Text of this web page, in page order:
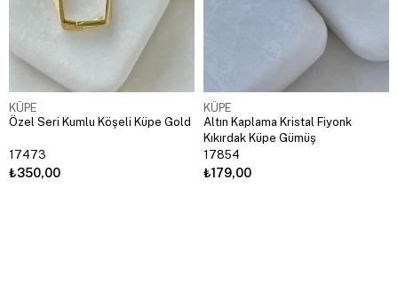
KÜPE
Özel Seri Kumlu Köşeli Küpe Gold
17473
₺350,00
KÜPE
Altın Kaplama Kristal Fiyonk
Kıkırdak Küpe Gümüş
17854
₺179,00